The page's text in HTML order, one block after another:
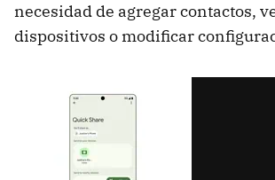
necesidad de agregar contactos,
dispositivos o modificar